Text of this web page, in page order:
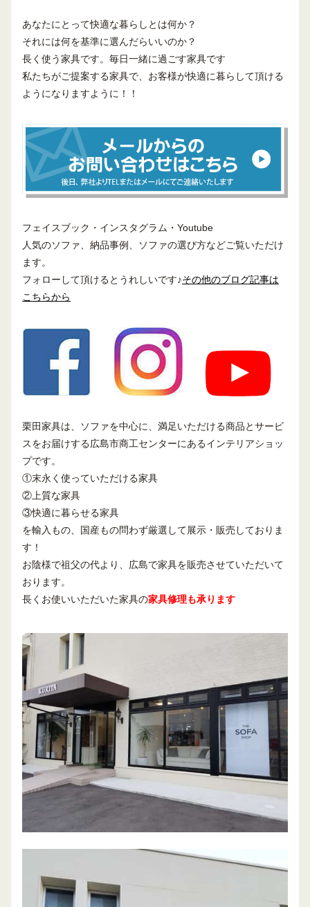
あなたにとって快適な暮らしとは何か？
それには何を基準に選んだらいいのか？
長く使う家具です。毎日一緒に過ごす家具です
私たちがご提案する家具で、お客様が快適に暮らして頂ける
ようになりますように！！
フェイスブック・インスタグラム・Youtube
人気のソファ、納品事例、ソファの選び方などご覧いただけ
ます。
フォローして頂けるとうれしいです♪その他のブログ記事は
こちらから
栗田家具は、ソファを中心に、満足いただける商品とサービ
スをお届けする広島市商工センターにあるインテリアショッ
プです。
①末永く使っていただける家具
②上質な家具
③快適に暮らせる家具
を輸入もの、国産もの問わず厳選して展示・販売しておりま
す！
お陰様で祖父の代より、広島で家具を販売させていただいて
おります。
長くお使いいただいた家具の家具修理も承ります